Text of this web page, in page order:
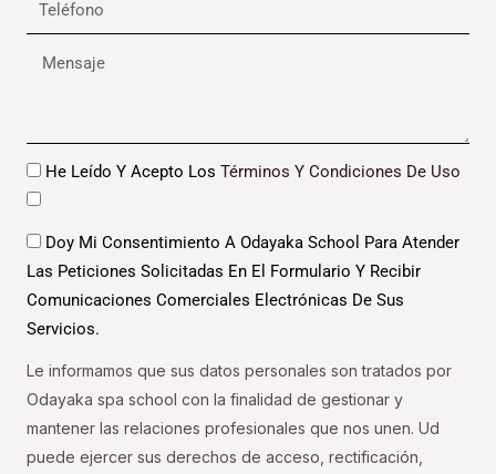
Mensaje
DatosHe Leído Y Acepto Los Términos Y Condiciones De Uso
DatosDoy Mi Consentimiento A Odayaka School Para Atender
Las Peticiones Solicitadas En El Formulario Y Recibir
Comunicaciones Comerciales Electrónicas De Sus
Servicios.
Le informamos que sus datos personales son tratados por
Odayaka spa school con la finalidad de gestionar y
mantener las relaciones profesionales que nos unen. Ud
puede ejercer sus derechos de acceso, rectificación,